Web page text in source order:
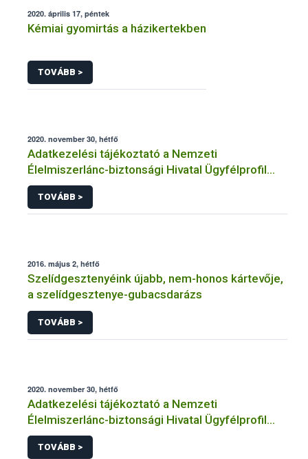
2020. április 17, péntek
Kémiai gyomirtás a házikertekben
TOVÁBB >
2020. november 30, hétfő
Adatkezelési tájékoztató a Nemzeti
Élelmiszerlánc-biztonsági Hivatal Ügyfélprofil
Rendszerben
horgászat/halászat/halgazdálkodás témakörben
intézhető közhatalmi eljárásaihoz kapcsolódó
TOVÁBB >
2016. május 2, hétfő
Szelídgesztenyéink újabb, nem-honos kártevője,
a szelídgesztenye-gubacsdarázs
TOVÁBB >
2020. november 30, hétfő
Adatkezelési tájékoztató a Nemzeti
Élelmiszerlánc-biztonsági Hivatal Ügyfélprofil
Rendszerben bioüzemanyag témakörben
intézhető közhatalmi eljárásaihoz kapcsolódó
TOVÁBB >